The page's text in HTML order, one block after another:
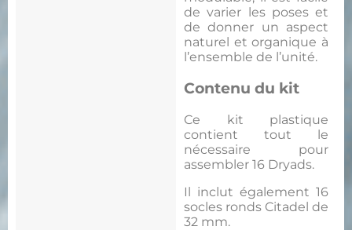
de varier les poses et
de donner un aspect
naturel et organique à
l’ensemble de l’unité.
Contenu du kit
Ce kit plastique
contient tout le
nécessaire pour
assembler 16 Dryads.
Il inclut également 16
socles ronds Citadel de
32 mm.